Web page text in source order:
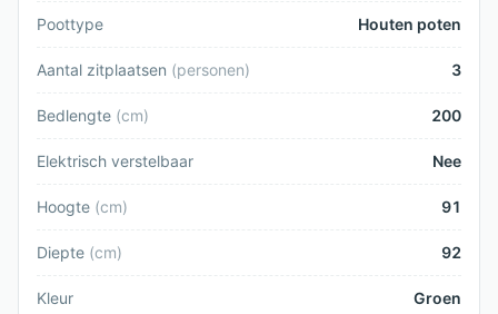
Poottype Houten poten
Aantal zitplaatsen (personen) 3
Bedlengte (cm) 200
Elektrisch verstelbaar Nee
Hoogte (cm) 91
Diepte (cm) 92
Kleur Groen